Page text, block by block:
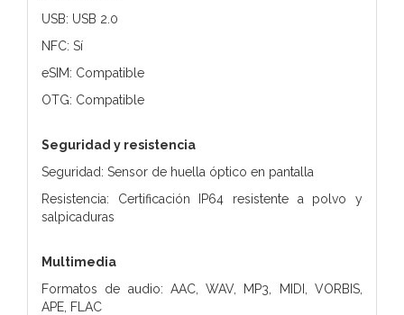
USB: USB 2.0
NFC: Sí
eSIM: Compatible
OTG: Compatible
Seguridad y resistencia
Seguridad: Sensor de huella óptico en pantalla
Resistencia: Certificación IP64 resistente a polvo y
salpicaduras
Multimedia
Formatos de audio: AAC, WAV, MP3, MIDI, VORBIS,
APE, FLAC